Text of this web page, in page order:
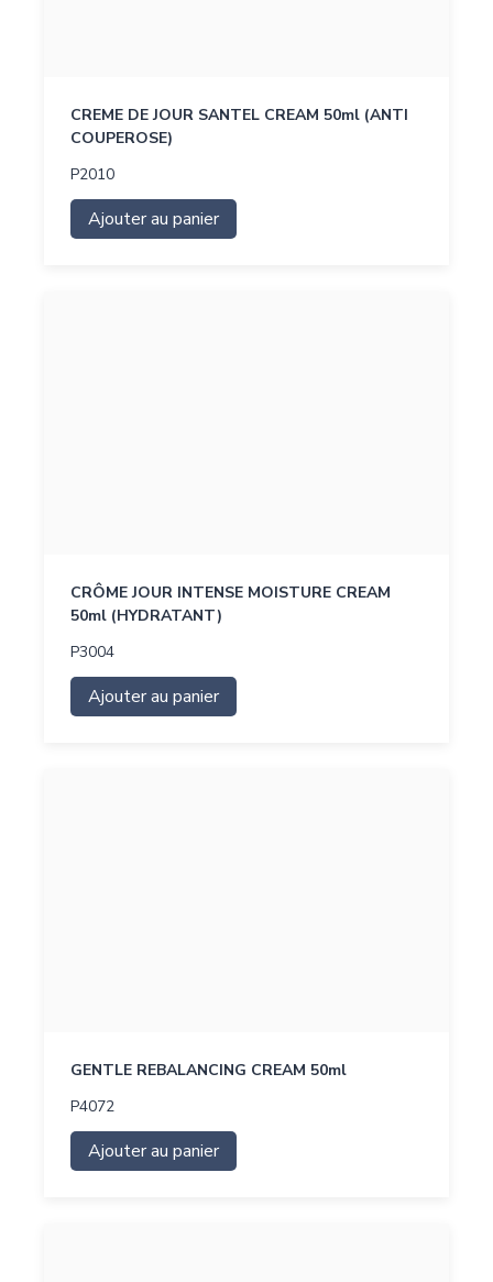
CREME DE JOUR SANTEL CREAM 50ml (ANTI
COUPEROSE)
P2010
Ajouter au panier
CRÔME JOUR INTENSE MOISTURE CREAM
50ml (HYDRATANT)
P3004
Ajouter au panier
GENTLE REBALANCING CREAM 50ml
P4072
Ajouter au panier